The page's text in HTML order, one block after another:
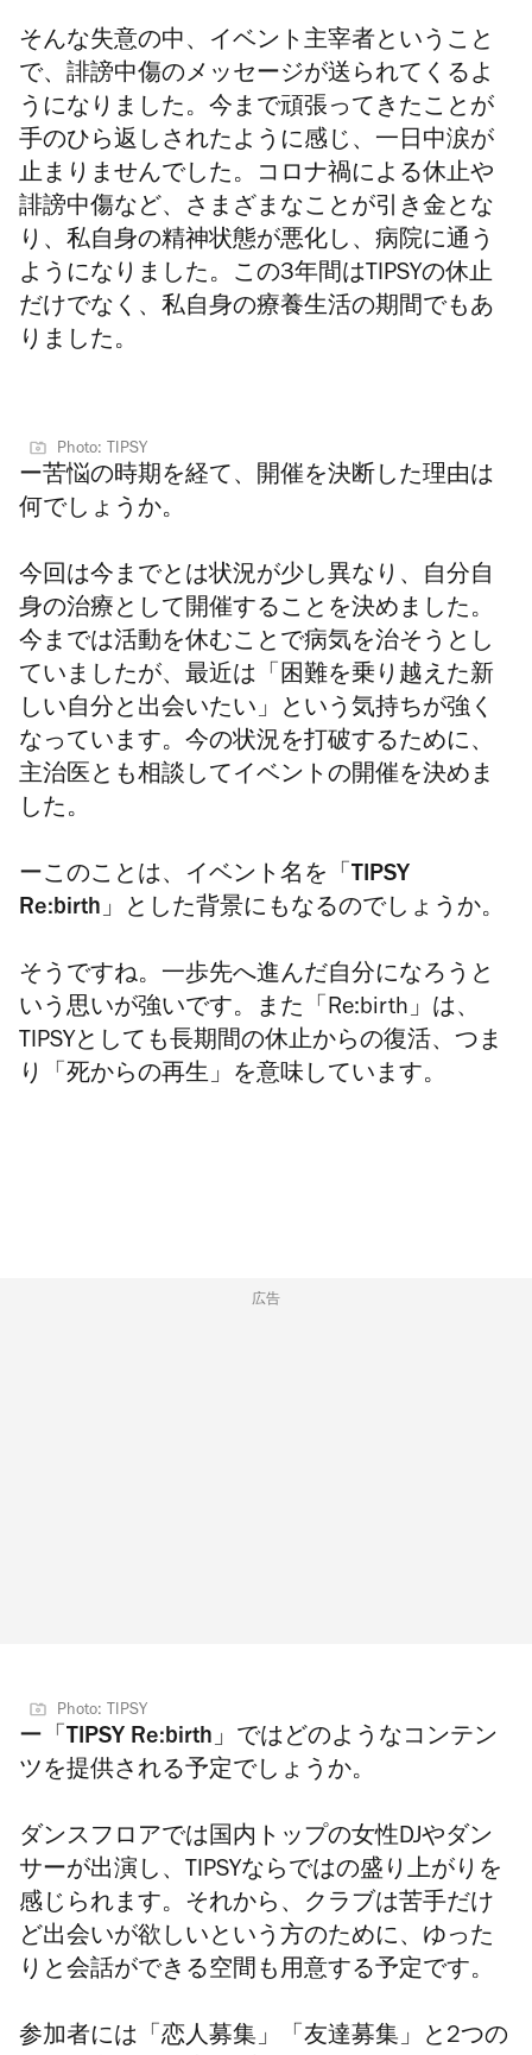
そんな失意の中、イベント主宰者ということ
で、誹謗中傷のメッセージが送られてくるよ
うになりました。今まで頑張ってきたことが
手のひら返しされたように感じ、一日中涙が
止まりませんでした。コロナ禍による休止や
誹謗中傷など、さまざまなことが引き金とな
り、私自身の精神状態が悪化し、病院に通う
ようになりました。この3年間はTIPSYの休止
だけでなく、私自身の療養生活の期間でもあ
りました。
Photo: TIPSY
ー苦悩の時期を経て、開催を決断した理由は
何でしょうか。
今回は今までとは状況が少し異なり、自分自
身の治療として開催することを決めました。
今までは活動を休むことで病気を治そうとし
ていましたが、最近は「困難を乗り越えた新
しい自分と出会いたい」という気持ちが強く
なっています。今の状況を打破するために、
主治医とも相談してイベントの開催を決めま
した。
ーこのことは、イベント名を「TIPSY
Re:birth」とした背景にもなるのでしょうか。
そうですね。一歩先へ進んだ自分になろうと
いう思いが強いです。また「Re:birth」は、
TIPSYとしても長期間の休止からの復活、つま
り「死からの再生」を意味しています。
広告
Photo: TIPSY
ー「TIPSY Re:birth」ではどのようなコンテン
ツを提供される予定でしょうか。
ダンスフロアでは国内トップの女性DJやダン
サーが出演し、TIPSYならではの盛り上がりを
感じられます。それから、クラブは苦手だけ
ど出会いが欲しいという方のために、ゆった
りと会話ができる空間も用意する予定です。
参加者には「恋人募集」「友達募集」と2つの